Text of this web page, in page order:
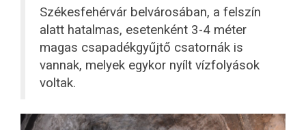
Székesfehérvár belvárosában, a felszín
alatt hatalmas, esetenként 3-4 méter
magas csapadékgyűjtő csatornák is
vannak, melyek egykor nyílt vízfolyások
voltak.